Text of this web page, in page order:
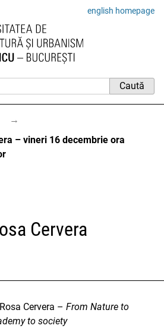
english homepage
→
– vineri 16 decembrie ora
Cervera
Cervera – From Nature to
to society